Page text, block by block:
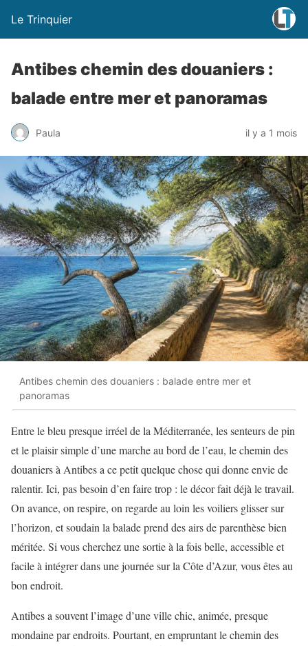
Le Trinquier
Antibes chemin des douaniers :
balade entre mer et panoramas
Paula il y a 1 mois
Antibes chemin des douaniers : balade entre mer et
panoramas
Entre le bleu presque irréel de la Méditerranée, les senteurs de pin
et le plaisir simple d’une marche au bord de l’eau, le chemin des
douaniers à Antibes a ce petit quelque chose qui donne envie de
ralentir. Ici, pas besoin d’en faire trop : le décor fait déjà le travail.
On avance, on respire, on regarde au loin les voiliers glisser sur
l’horizon, et soudain la balade prend des airs de parenthèse bien
méritée. Si vous cherchez une sortie à la fois belle, accessible et
facile à intégrer dans une journée sur la Côte d’Azur, vous êtes au
bon endroit.
Antibes a souvent l’image d’une ville chic, animée, presque
mondaine par endroits. Pourtant, en empruntant le chemin des